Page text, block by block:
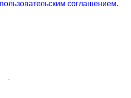
пользовательским соглашением.